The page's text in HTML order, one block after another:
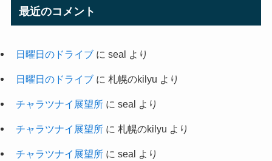
最近のコメント
日曜日のドライブに seal より
日曜日のドライブに 札幌のkilyu より
チャラツナイ展望所に seal より
チャラツナイ展望所に 札幌のkilyu より
チャラツナイ展望所に seal より